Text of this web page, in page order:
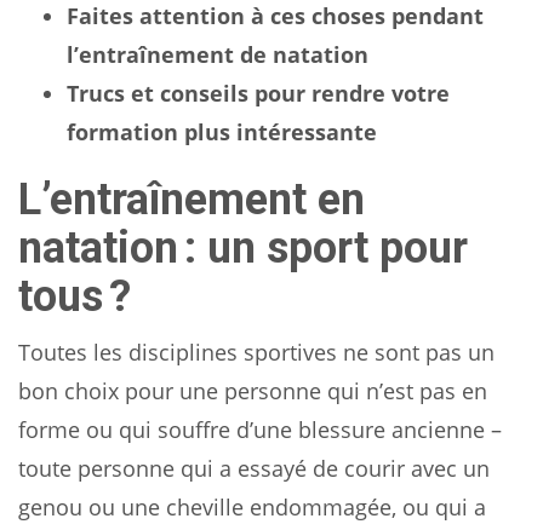
Faites attention à ces choses pendant
l’entraînement de natation
Trucs et conseils pour rendre votre
formation plus intéressante
L’entraînement en
natation : un sport pour
tous ?
Toutes les disciplines sportives ne sont pas un
bon choix pour une personne qui n’est pas en
forme ou qui souffre d’une blessure ancienne –
toute personne qui a essayé de courir avec un
genou ou une cheville endommagée, ou qui a